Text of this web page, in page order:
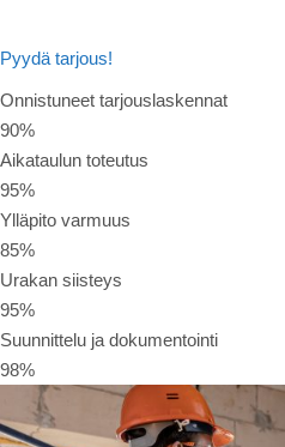
Pyydä tarjous!
Onnistuneet tarjouslaskennat
90%
Aikataulun toteutus
95%
Ylläpito varmuus
85%
Urakan siisteys
95%
Suunnittelu ja dokumentointi
98%